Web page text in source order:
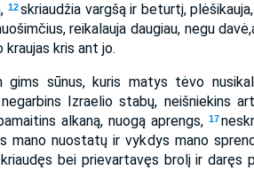
12 skriaudžia vargšą ir beturtį,
reikalauja daugiau, negu
kraujas kris ant jo.
gims sūnus, kuris matys tėvo
Izraelio stabų, neišniekins
alkaną, nuogą aprengs, 17
mano nuostatų ir vykdys mano
bei prievartavęs brolį ir daręs